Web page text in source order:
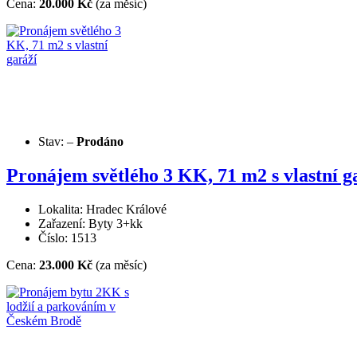
Cena: 20.000 Kč (za měsíc)
Stav: – Prodáno
Pronájem světlého 3 KK, 71 m2 s vlastní
Lokalita: Hradec Králové
Zařazení: Byty 3+kk
Číslo: 1513
Cena: 23.000 Kč (za měsíc)